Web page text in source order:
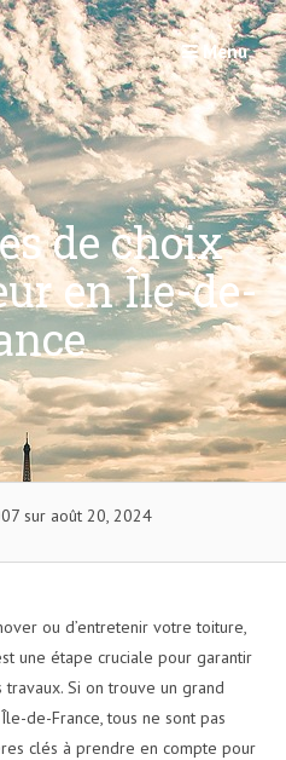
Menu
de choix
en Île-de-
sur août 20, 2024
ou d’entretenir votre toiture,
une étape cruciale pour garantir
Si on trouve un grand
de-France, tous ne sont pas
clés à prendre en compte pour